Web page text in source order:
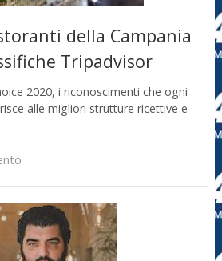
della Campania
Tripadvisor
2020, i riconoscimenti che ogni
alle migliori strutture ricettive e